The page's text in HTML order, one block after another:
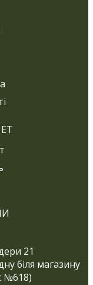
21
біля магазину
№618)